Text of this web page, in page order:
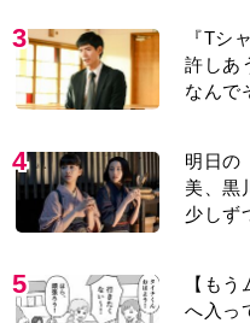
3
『Tシ
許しあ
なんで
4
明日の
美、黒
少しず
5
【も
へ入っ